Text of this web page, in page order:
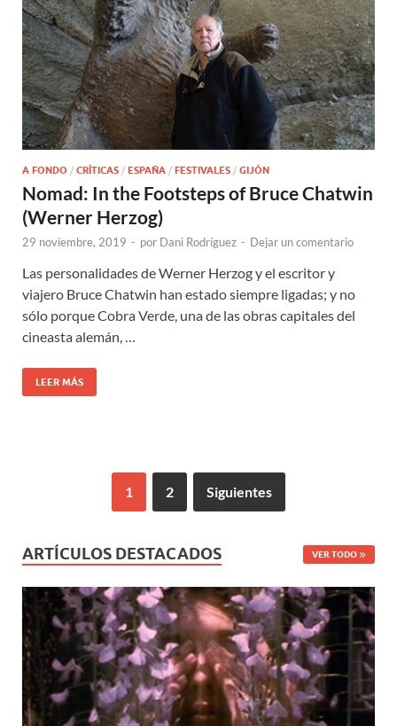
A FONDO / CRÍTICAS / ESPAÑA / FESTIVALES / GIJÓN
Nomad: In the Footsteps of Bruce Chatwin
(Werner Herzog)
29 noviembre, 2019 - por Dani Rodríguez - Dejar un comentario
Las personalidades de Werner Herzog y el escritor y
viajero Bruce Chatwin han estado siempre ligadas; y no
sólo porque Cobra Verde, una de las obras capitales del
cineasta alemán, …
LEER MÁS
1 2 Siguientes
ARTÍCULOS DESTACADOS VER TODO